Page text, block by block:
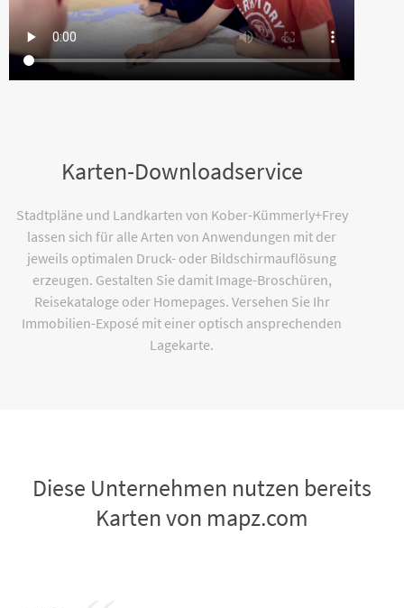
Karten-Downloadservice
Stadtpläne und Landkarten von Kober-Kümmerly+Frey
lassen sich für alle Arten von Anwendungen mit der
jeweils optimalen Druck- oder Bildschirmauflösung
erzeugen. Gestalten Sie damit Image-Broschüren,
Reisekataloge oder Homepages. Versehen Sie Ihr
Immobilien-Exposé mit einer optisch ansprechenden
Lagekarte.
Diese Unternehmen nutzen bereits
Karten von mapz.com